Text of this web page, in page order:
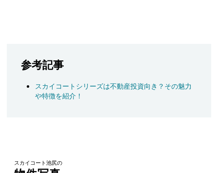
参考記事
スカイコートシリーズは不動産投資向き？その魅力
や特徴を紹介！
スカイコート池尻の